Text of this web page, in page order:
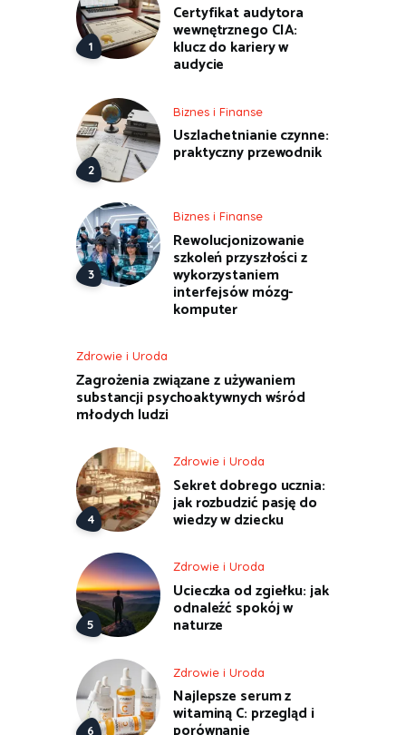
Certyfikat audytora
wewnętrznego CIA:
klucz do kariery w
audycie
Biznes i Finanse
Uszlachetnianie czynne:
praktyczny przewodnik
Biznes i Finanse
Rewolucjonizowanie
szkoleń przyszłości z
wykorzystaniem
interfejsów mózg-
komputer
Zdrowie i Uroda
Zagrożenia związane z używaniem
substancji psychoaktywnych wśród
młodych ludzi
Zdrowie i Uroda
Sekret dobrego ucznia:
jak rozbudzić pasję do
wiedzy w dziecku
Zdrowie i Uroda
Ucieczka od zgiełku: jak
odnaleźć spokój w
naturze
Zdrowie i Uroda
Najlepsze serum z
witaminą C: przegląd i